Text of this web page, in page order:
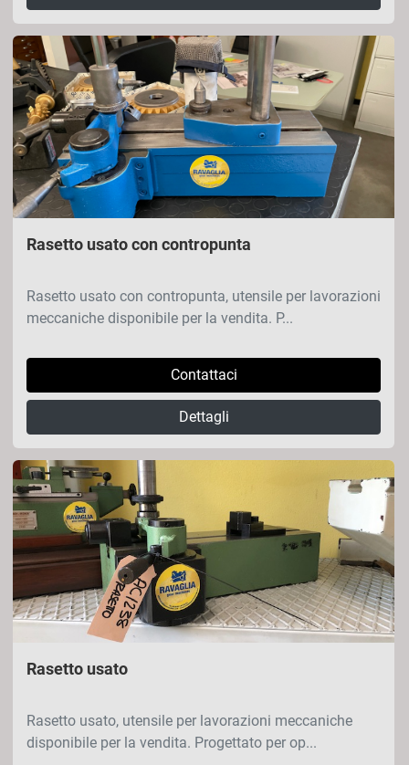
Rasetto usato con contropunta
Rasetto usato con contropunta, utensile per lavorazioni
meccaniche disponibile per la vendita. P...
Contattaci
Dettagli
Rasetto usato
Rasetto usato, utensile per lavorazioni meccaniche
disponibile per la vendita. Progettato per op...